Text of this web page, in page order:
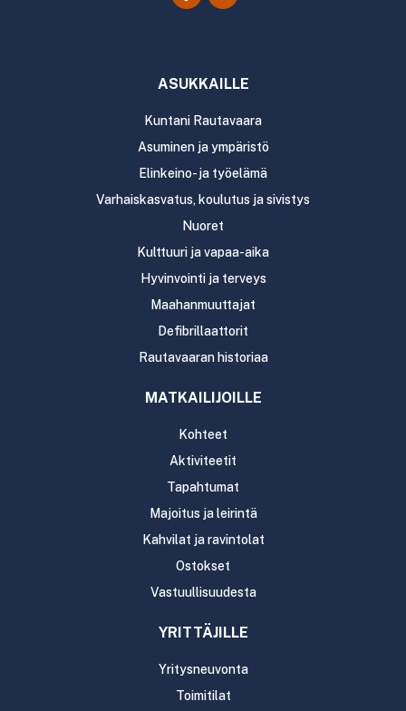
ASUKKAILLE
Kuntani Rautavaara
Asuminen ja ympäristö
Elinkeino- ja työelämä
Varhaiskasvatus, koulutus ja sivistys
Nuoret
Kulttuuri ja vapaa-aika
Hyvinvointi ja terveys
Maahanmuuttajat
Defibrillaattorit
Rautavaaran historiaa
MATKAILIJOILLE
Kohteet
Aktiviteetit
Tapahtumat
Majoitus ja leirintä
Kahvilat ja ravintolat
Ostokset
Vastuullisuudesta
YRITTÄJILLE
Yritysneuvonta
Toimitilat